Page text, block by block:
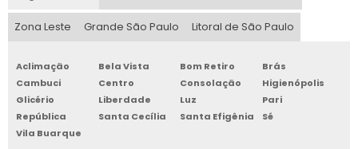
Zona Leste Grande São Paulo Litoral de São Paulo
Aclimação Bela Vista Bom Retiro
Brás
Cambuci
Centro Consolação
Higienópolis
Glicério
Liberdade Luz
Pari
República
Santa Cecília Santa Efigênia
Sé
Vila Buarque